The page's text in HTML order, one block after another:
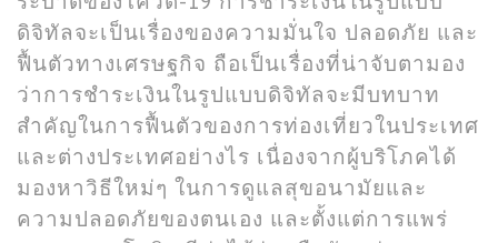
ดิจิทัลจะเป็นเรื่องของความมั่นใจ ปลอดภัย และ
ฟื้นตัวทางเศรษฐกิจ ถือเป็นเรื่องที่น่าจับตามอง
ว่าการชำระเงินในรูปแบบดิจิทัลจะมีบทบาท
สำคัญในการฟื้นตัวของการท่องเที่ยวในประเทศ
และต่างประเทศอย่างไร เนื่องจากผู้บริโภคได้
มองหาวิธีใหม่ๆ ในการดูแลสุขอนามัยและ
ความปลอดภัยของตนเอง และตั้งแต่การแพร่